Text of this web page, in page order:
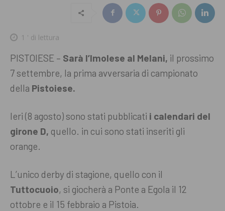
1 ' di lettura
PISTOIESE – Sarà l’Imolese al Melani, il prossimo
7 settembre, la prima avversaria di campionato
della Pistoiese.
Ieri (8 agosto) sono stati pubblicati i calendari del
girone D, quello. in cui sono stati inseriti gli
orange.
L’unico derby di stagione, quello con il
Tuttocuoio, si giocherà a Ponte a Egola il 12
ottobre e il 15 febbraio a Pistoia.